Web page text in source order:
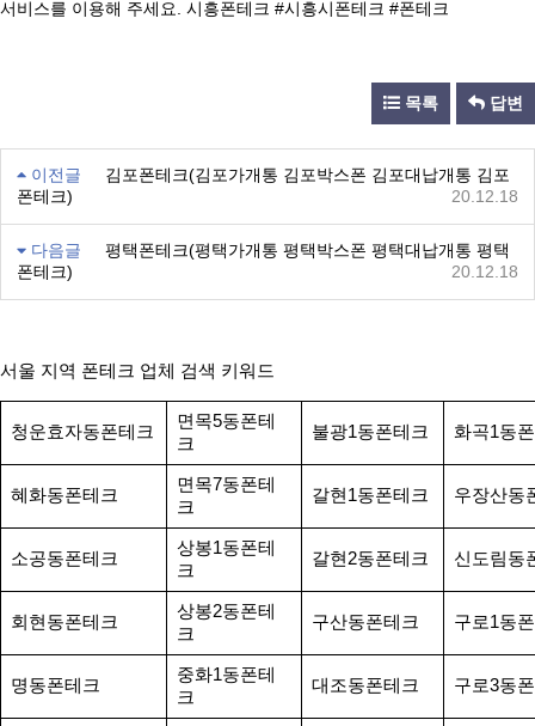
서비스를 이용해 주세요. 시흥폰테크 #시흥시폰테크 #폰테크
목록 답변
이전글
김포폰테크(김포가개통 김포박스폰 김포대납개통 김포
폰테크)
20.12.18
다음글
평택폰테크(평택가개통 평택박스폰 평택대납개통 평택
폰테크)
20.12.18
서울 지역 폰테크 업체 검색 키워드
청운효자동폰테크
면목5동폰테
크
불광1동폰테크 화곡1동
혜화동폰테크
면목7동폰테
크
갈현1동폰테크 우장산동
소공동폰테크
상봉1동폰테
크
갈현2동폰테크 신도림동
회현동폰테크
상봉2동폰테
크
구산동폰테크 구로1동
명동폰테크
중화1동폰테
크
대조동폰테크 구로3동